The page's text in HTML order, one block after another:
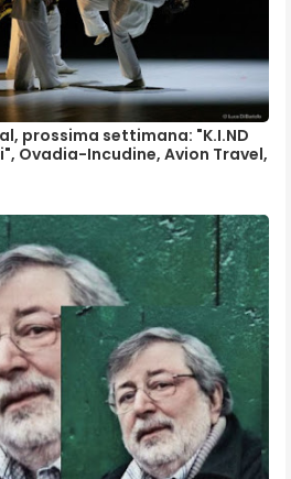
prossima settimana: "K.I.ND
Ovadia-Incudine, Avion Travel,